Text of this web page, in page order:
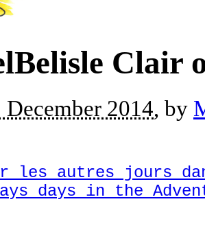
Clair
December 2014, by
les autres jours
days in the